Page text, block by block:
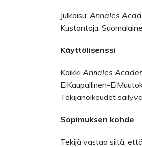
Julkaisu: Annales
Kustantaja:
Käyttölisenssi
Kaikki Annales
EiKaupallinen-
Tekijänoikeudet
Sopimuksen kohde
Tekijä vastaa siitä,